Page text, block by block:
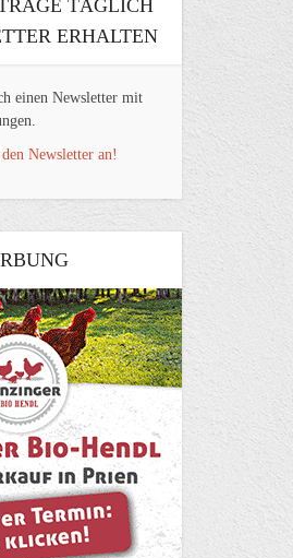
TÄGLICH
ERHALTEN
einen Newsletter mit
Newsletter an!